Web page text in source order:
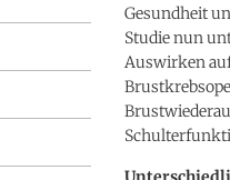
Gesundheit
Studie nun
Auswirken